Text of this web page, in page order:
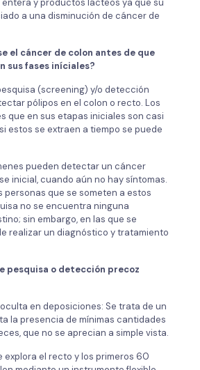
y productos lácteos ya que su
a una disminución de cáncer de
el cáncer de colon antes de que
sus fases iníciales?
(screening) y/o detección
pólipos en el colon o recto. Los
que en sus etapas iniciales son casi
estos se extraen a tiempo se puede
pueden detectar un cáncer
inicial, cuando aún no hay síntomas.
personas que se someten a estos
no se encuentra ninguna
sin embargo, en las que se
realizar un diagnóstico y tratamiento
pesquisa o detección precoz
en deposiciones: Se trata de un
la presencia de mínimas cantidades
que no se aprecian a simple vista.
explora el recto y los primeros 60